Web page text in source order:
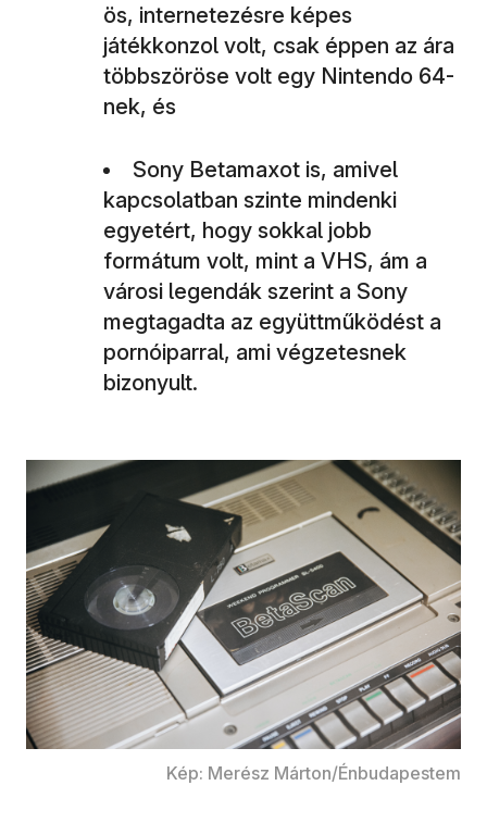
ös, internetezésre képes
játékkonzol volt, csak éppen az ára
többszöröse volt egy Nintendo 64-
nek, és
Sony Betamaxot is, amivel
kapcsolatban szinte mindenki
egyetért, hogy sokkal jobb
formátum volt, mint a VHS, ám a
városi legendák szerint a Sony
megtagadta az együttműködést a
pornóiparral, ami végzetesnek
bizonyult.
Kép: Merész Márton/Énbudapestem